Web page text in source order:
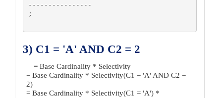
----------------
;
3) C1 = 'A' AND C2 = 2
= Base Cardinality * Selectivity
= Base Cardinality * Selectivity(C1 = 'A' AND C2 =
2)
= Base Cardinality * Selectivity(C1 = 'A') *